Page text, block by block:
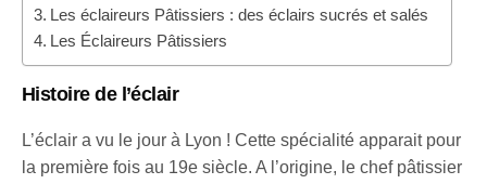
Les éclaireurs Pâtissiers : des éclairs sucrés et salés
Les Éclaireurs Pâtissiers
Histoire de l’éclair
L’éclair a vu le jour à Lyon ! Cette spécialité apparait pour
la première fois au 19e siècle. A l’origine, le chef pâtissier